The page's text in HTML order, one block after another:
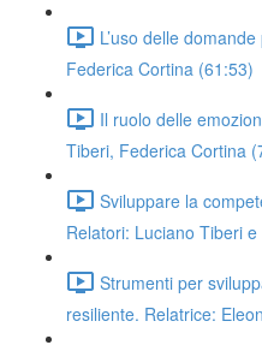
L’uso delle
Federica Cortina (61:53)
Il ruolo delle
Tiberi, Federica Cortina
Sviluppare la
Relatori: Luciano Tiberi
Strumenti per
resiliente. Relatrice: